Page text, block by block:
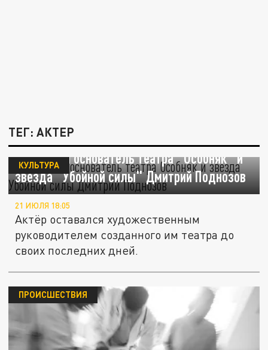
ТЕГ: АКТЕР
Скончался основатель театра "Особняк" и
звезда "Убойной силы" Дмитрий Поднозов
КУЛЬТУРА
21 ИЮЛЯ 18:05
Актёр оставался художественным
руководителем созданного им театра до
своих последних дней.
ПРОИСШЕСТВИЯ